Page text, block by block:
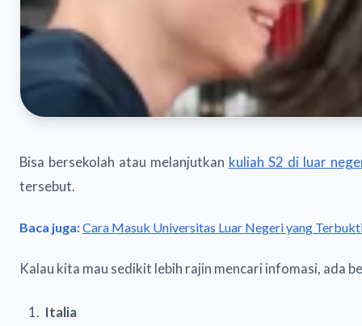
Bisa bersekolah atau melanjutkan kuliah S2 di luar
tersebut.
Baca juga:Cara Masuk Universitas Luar Negeri yang
Kalau kita mau sedikit lebih rajin mencari infomasi, ada
Italia